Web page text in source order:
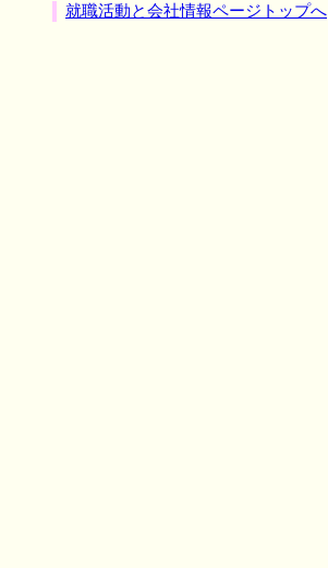
就職活動と会社情報ページトップへ